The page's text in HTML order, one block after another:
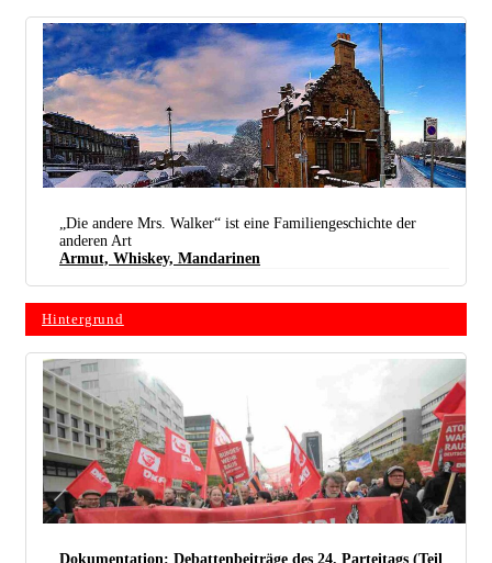
Deutsche Staatsräson: Von dem unverhüllten Kunstwerk kann man noch nicht mal mehr bei den
Bildagenturen Fotos kaufen. (Foto:
C. Suthorn / Wikimedia Commons / CC BY-SA 4.0)
Edinburgh im Winter, kalt und manchmal auch tödlich. (Foto:
Commons / CC BY 3.0)
„Die andere Mrs. Walker“ ist eine Familiengeschichte der
anderen Art
Armut, Whiskey, Mandarinen
Hintergrund
Dokumentation: Debattenbeiträge des 24. Parteitags (Teil